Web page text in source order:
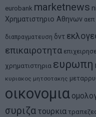
eurobank marketnews
Χρηματιστηριο Αθηνων αεπ
διαπραγματευση δντ
επικαιροτητα
χρηματιστηρια ευρωπη
κυριακος μητσοτακης
οικονομια
συριζα τουρκια